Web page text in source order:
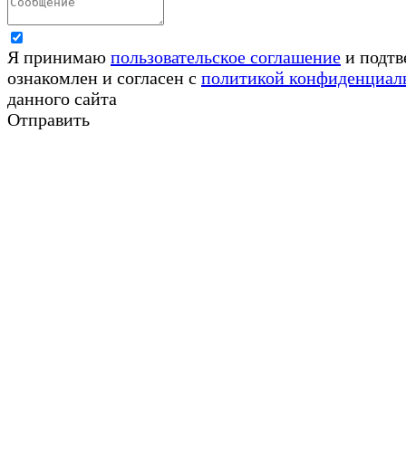
Я принимаю пользовательское соглашение и
ознакомлен и согласен с политикой
данного сайта
Отправить